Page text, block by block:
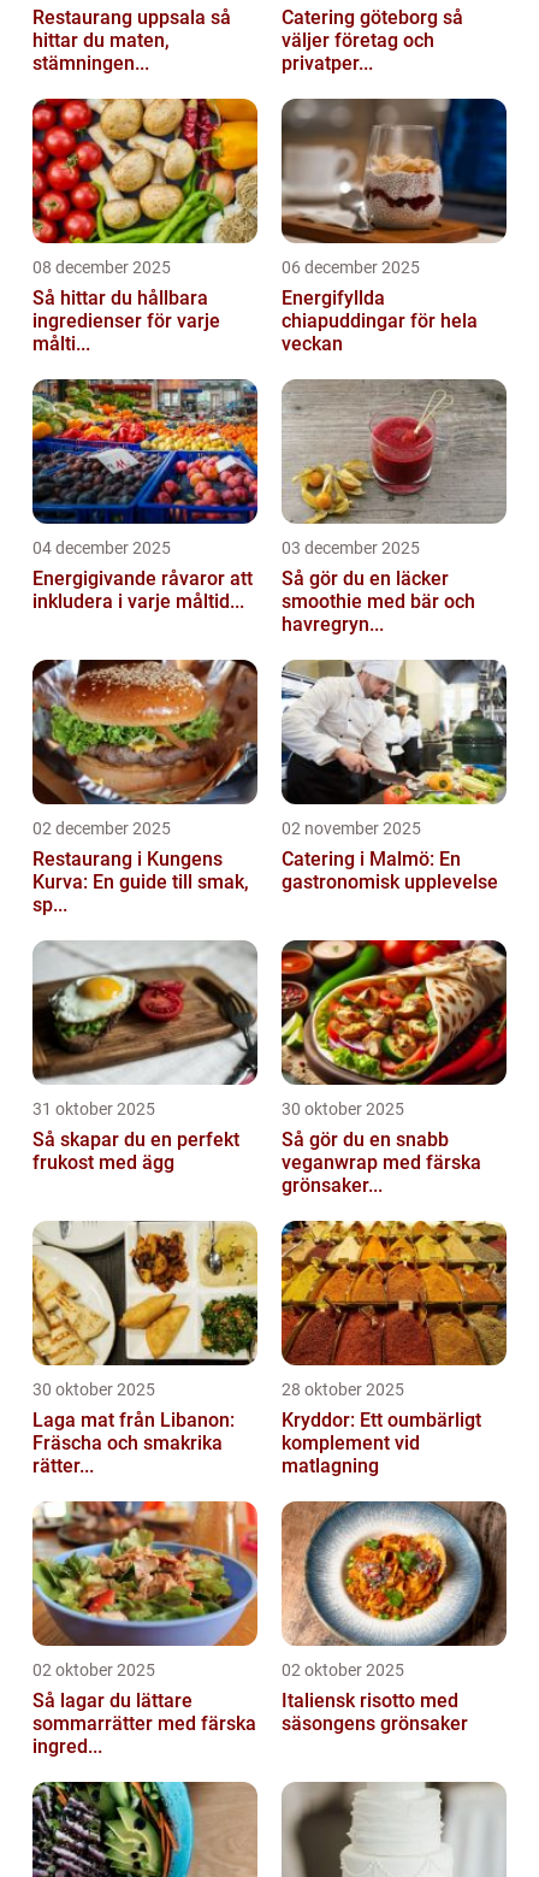
Restaurang uppsala så
hittar du maten,
stämningen...
Catering göteborg så
väljer företag och
privatper...
08 december 2025
Så hittar du hållbara
ingredienser för varje
målti...
06 december 2025
Energifyllda
chiapuddingar för hela
veckan
04 december 2025
Energigivande råvaror att
inkludera i varje måltid...
03 december 2025
Så gör du en läcker
smoothie med bär och
havregryn...
02 december 2025
Restaurang i Kungens
Kurva: En guide till smak,
sp...
02 november 2025
Catering i Malmö: En
gastronomisk upplevelse
31 oktober 2025
Så skapar du en perfekt
frukost med ägg
30 oktober 2025
Så gör du en snabb
veganwrap med färska
grönsaker...
30 oktober 2025
Laga mat från Libanon:
Fräscha och smakrika
rätter...
28 oktober 2025
Kryddor: Ett oumbärligt
komplement vid
matlagning
02 oktober 2025
Så lagar du lättare
sommarrätter med färska
ingred...
02 oktober 2025
Italiensk risotto med
säsongens grönsaker